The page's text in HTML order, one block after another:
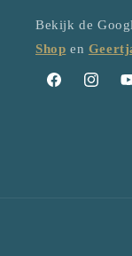
Bekijk de
Shop en
FacebookInstagram